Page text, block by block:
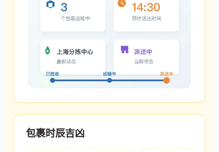
包裹时辰吉凶